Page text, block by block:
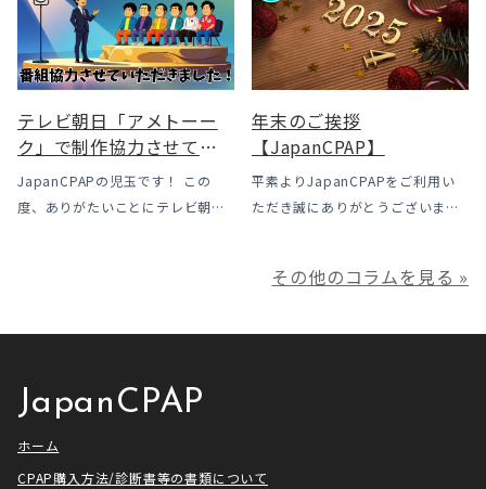
ための条件はこれまでより厳しく
なっています。この記事では、何
がどう変わったのかを患者様の立
場で […]
ます。 我々の拠点の北陸はCPAP
使用時に「乾燥・寒さ・結露」が
起こりやすい地域です、その […]
テレビ朝日「アメトーー
ク」で制作協力させてい
ただきました
JapanCPAPの児玉です！ この
度、ありがたいことにテレビ朝日
ク様は長い歴史があり、私も大
年末のご挨拶
【JapanCPAP】
平素よりJapanCPAPをご利用い
ただき誠にありがとうございま
利用いただき本当にありがとうご
満足いただけるサービスを提供さ
その他のコラムを見る »
JapanCPAP
ホーム
CPAP購入方法/診断書等の書類について